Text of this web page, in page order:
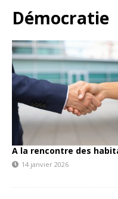
Démocratie
A la rencontre des
14 janvier 2026